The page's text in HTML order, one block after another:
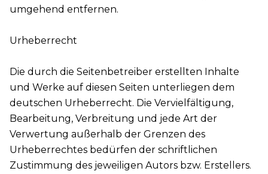
umgehend entfernen.
Urheberrecht
Die durch die Seitenbetreiber erstellten Inhalte
und Werke auf diesen Seiten unterliegen dem
deutschen Urheberrecht. Die Vervielfältigung,
Bearbeitung, Verbreitung und jede Art der
Verwertung außerhalb der Grenzen des
Urheberrechtes bedürfen der schriftlichen
Zustimmung des jeweiligen Autors bzw. Erstellers.